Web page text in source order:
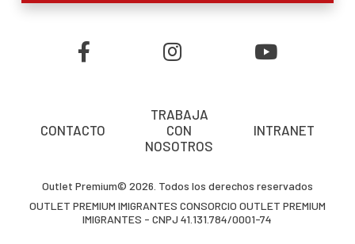
CONTACTO
TRABAJA
CON
NOSOTROS
INTRANET
Outlet Premium© 2026. Todos los derechos reservados
OUTLET PREMIUM IMIGRANTES CONSORCIO OUTLET PREMIUM
IMIGRANTES - CNPJ 41.131.784/0001-74